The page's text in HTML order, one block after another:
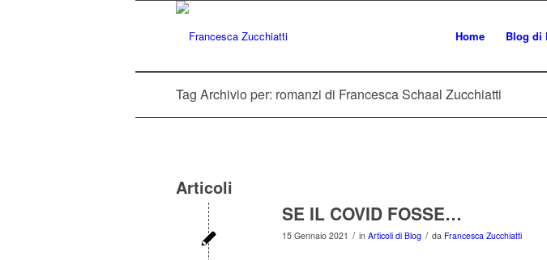
Home Blog di
Tag Archivio per: romanzi di Francesca Schaal Zucchiatti
Articoli
SE IL COVID FOSSE…
15 Gennaio 2021 / in Articoli di Blog / da Francesca Zucchiatti